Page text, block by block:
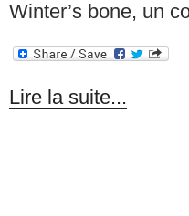
Winter’s bone, un
Lire la suite...